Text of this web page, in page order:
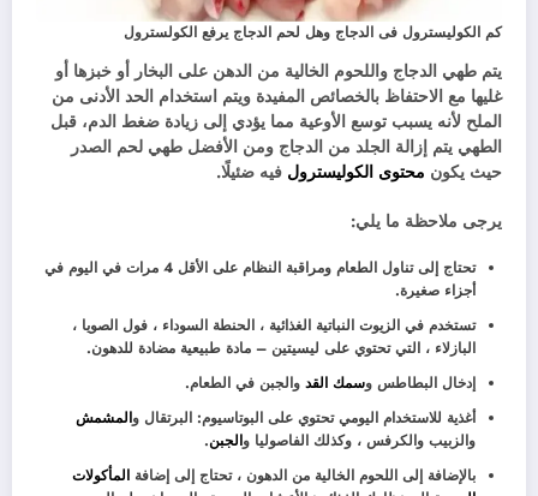
كم الكوليسترول فى الدجاج وهل لحم الدجاج يرفع الكولسترول
يتم طهي الدجاج واللحوم الخالية من الدهن على البخار أو خبزها أو
غليها مع الاحتفاظ بالخصائص المفيدة ويتم استخدام الحد الأدنى من
الملح لأنه يسبب توسع الأوعية مما يؤدي إلى زيادة ضغط الدم، قبل
الطهي يتم إزالة الجلد من الدجاج ومن الأفضل طهي لحم الصدر
حيث يكون محتوى الكوليسترول فيه ضئيلًا.
يرجى ملاحظة ما يلي:
تحتاج إلى تناول الطعام ومراقبة النظام على الأقل 4 مرات في اليوم في
أجزاء صغيرة.
تستخدم في الزيوت النباتية الغذائية ، الحنطة السوداء ، فول الصويا ،
البازلاء ، التي تحتوي على ليسيتين – مادة طبيعية مضادة للدهون.
إدخال البطاطس وسمك القد والجبن في الطعام.
أغذية للاستخدام اليومي تحتوي على البوتاسيوم: البرتقال والمشمش
والزبيب والكرفس ، وكذلك الفاصوليا والجبن.
بالإضافة إلى اللحوم الخالية من الدهون ، تحتاج إلى إضافة المأكولات